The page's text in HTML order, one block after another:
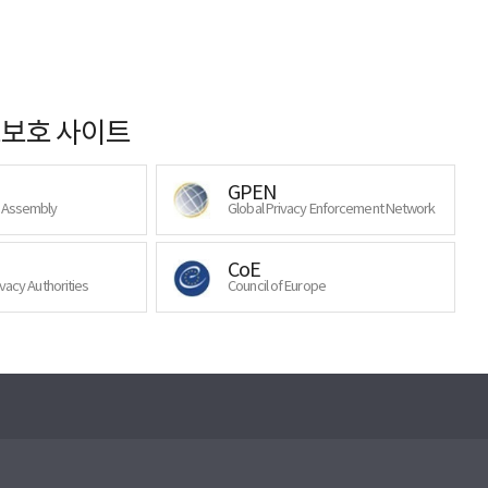
호 사이트
GPEN
Global Privacy Enforcement Network
Authorities
CoE
Council of Europe